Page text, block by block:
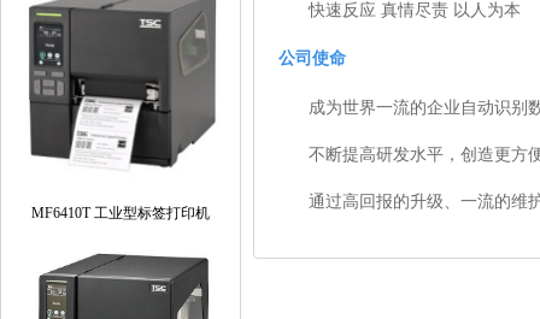
MF6410T 工业型标签打印机
快速反应 真情尽责 以人为本
公司使命
成为世界一流的企业自动识别
不断提高研发水平，创造更方
通过高回报的升级、一流的维